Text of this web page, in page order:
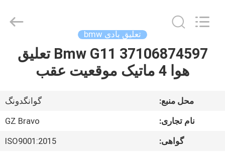
صفحه
محصولات
Limited.
تعلیق بادی bmw
37106874597 Bmw G11 تعلیق
هوا 4 ماتیک موقعیت عقب
محل منبع:
گوانگدونگ
نام تجاری:
GZ Bravo
گواهی:
ISO9001:2015